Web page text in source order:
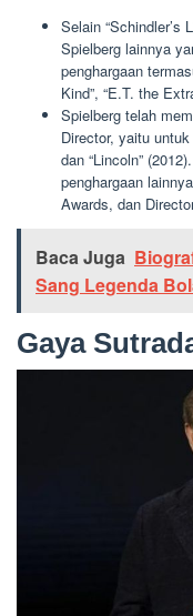
Selain “Schindler’s
Spielberg lainnya
penghargaan
Kind”, “E.T. the
Spielberg telah
Director, yaitu untuk
dan “Lincoln”
penghargaan
Awards, dan
Baca Juga
Sang Legenda
Gaya